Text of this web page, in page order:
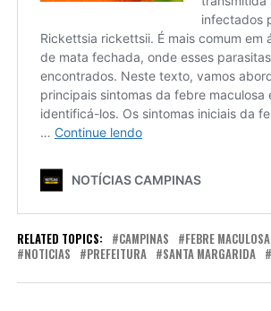
RELATED TOPICS: CAMPINAS FEBRE MACULOSA
NOTICIAS
PREFEITURA SANTA MARGARIDA